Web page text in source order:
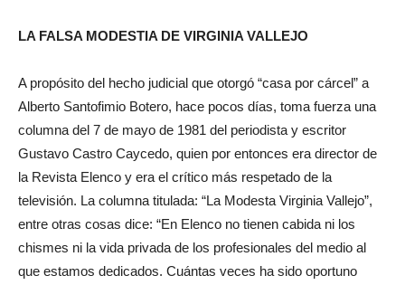
LA FALSA MODESTIA DE VIRGINIA VALLEJO
A propósito del hecho judicial que otorgó “casa por cárcel” a
Alberto Santofimio Botero, hace pocos días, toma fuerza una
columna del 7 de mayo de 1981 del periodista y escritor
Gustavo Castro Caycedo, quien por entonces era director de
la Revista Elenco y era el crítico más respetado de la
televisión. La columna titulada: “La Modesta Virginia Vallejo”,
entre otras cosas dice: “En Elenco no tienen cabida ni los
chismes ni la vida privada de los profesionales del medio al
que estamos dedicados. Cuántas veces ha sido oportuno